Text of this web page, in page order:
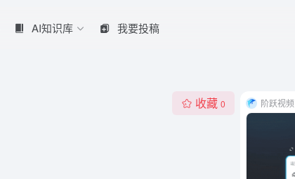
AI知识库 我要投稿
收藏 0 阶跃视频